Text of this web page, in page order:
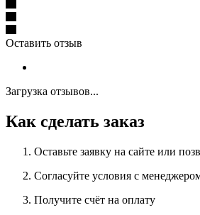
Оставить отзыв
Загрузка отзывов...
Как сделать заказ
Оставьте заявку на сайте или
Согласуйте условия с
Получите счёт на оплату